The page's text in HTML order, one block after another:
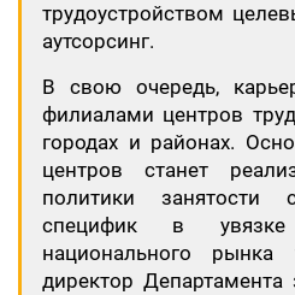
трудоустройством
аутсорсинг.
В свою очередь,
филиалами центров
городах и районах.
центров станет
политики
специфик в
национального
директор Департамента